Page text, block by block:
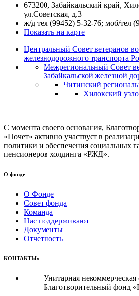
673200, Забайкальский край,
ул.Советская, д.3
ж/д тел (99452) 5-32-76; моб/тел
Показать на карте
Центральный Совет ветеранов
железнодорожного транспорта
Межрегиональный Совет
Забайкальской железной
Читинский
Хилокский
С момента своего основания,
«Почет» активно участвует в
политики и обеспечения социальных
пенсионеров холдинга «РЖД».
О фонде
О Фонде
Совет фонда
Команда
Нас поддерживают
Документы
Отчетность
КОНТАКТЫ»
Унитарная некоммерческая
Благотворительный фонд